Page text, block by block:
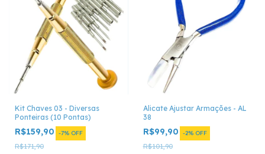
Kit Chaves 03 - Diversas
Ponteiras (10 Pontas)
R$159,90 -7% OFF
R$171,90
Alicate Ajustar Armações - AL
38
R$99,90 -2% OFF
R$101,90